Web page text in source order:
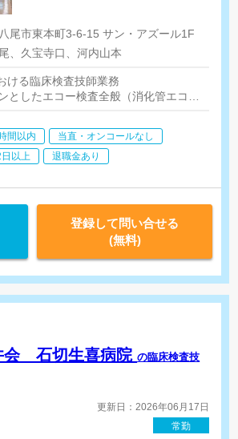
尾市東本町3-6-15 サン・アズール1F
、久宝寺口、河内山本
ける臨床検査技師業務
としたエコー検査全般（消化管エコー技術は
いずれか(複数ヶ所勤務が基本)での配属とな
間以内
当直・オンコールなし
以上 退職金あり
登録して問い合せる
(無料)
会 石切生喜病院の臨床検査技
更新日：2026年06月17日
常勤